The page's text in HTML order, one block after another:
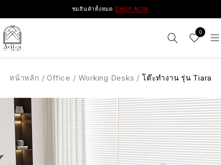
ชมสินค้าทั้งหมด SHOP NOW
0
หน้าหลัก / Office / Working Desks / โต๊ะทำงาน รุ่น Tiara